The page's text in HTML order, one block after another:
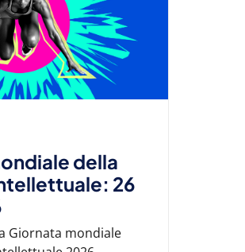
della
26
Giornata mondiale